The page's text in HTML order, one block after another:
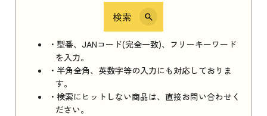
検索
・型番、JANコード(完全一致)、フリーキーワード
を入力。
・半角全角、英数字等の入力にも対応しておりま
す。
・検索にヒットしない商品は、直接お問い合わせく
ださい。
iPhone 16e シリーズ 2025
iPhone 16e シリーズ 2025 新品買取価格はこち
ら
iPad 11インチ 2025年春モデル